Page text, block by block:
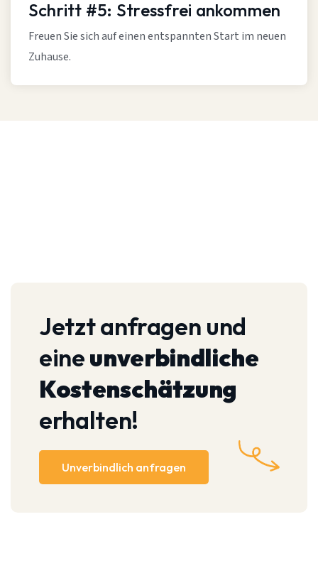
Schritt #5: Stressfrei ankommen
Freuen Sie sich auf einen entspannten Start im neuen
Zuhause.
Jetzt anfragen und
eineunverbindliche
Kostenschätzung
erhalten!
Unverbindlich anfragen